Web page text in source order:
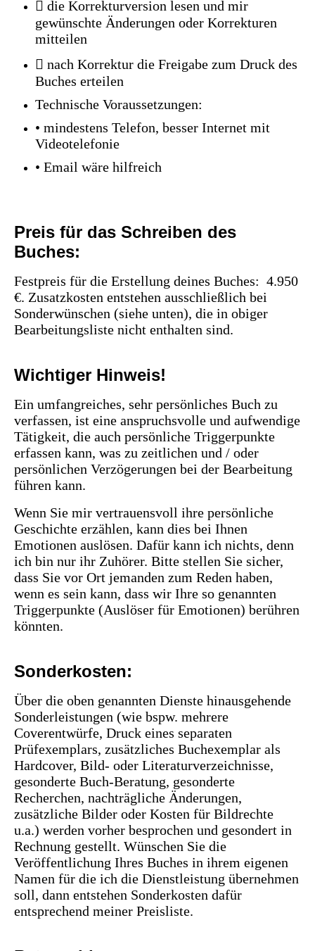
 die Korrekturversion lesen und mir
gewünschte Änderungen oder Korrekturen
mitteilen
 nach Korrektur die Freigabe zum Druck des
Buches erteilen
Technische Voraussetzungen:
• mindestens Telefon, besser Internet mit
Videotelefonie
• Email wäre hilfreich
Preis für das Schreiben des
Buches:
Festpreis für die Erstellung deines Buches: 4.950
€. Zusatzkosten entstehen ausschließlich bei
Sonderwünschen (siehe unten), die in obiger
Bearbeitungsliste nicht enthalten sind.
Wichtiger Hinweis!
Ein umfangreiches, sehr persönliches Buch zu
verfassen, ist eine anspruchsvolle und aufwendige
Tätigkeit, die auch persönliche Triggerpunkte
erfassen kann, was zu zeitlichen und / oder
persönlichen Verzögerungen bei der Bearbeitung
führen kann.
Wenn Sie mir vertrauensvoll ihre persönliche
Geschichte erzählen, kann dies bei Ihnen
Emotionen auslösen. Dafür kann ich nichts, denn
ich bin nur ihr Zuhörer. Bitte stellen Sie sicher,
dass Sie vor Ort jemanden zum Reden haben,
wenn es sein kann, dass wir Ihre so genannten
Triggerpunkte (Auslöser für Emotionen) berühren
könnten.
Sonderkosten:
Über die oben genannten Dienste hinausgehende
Sonderleistungen (wie bspw. mehrere
Coverentwürfe, Druck eines separaten
Prüfexemplars, zusätzliches Buchexemplar als
Hardcover, Bild- oder Literaturverzeichnisse,
gesonderte Buch-Beratung, gesonderte
Recherchen, nachträgliche Änderungen,
zusätzliche Bilder oder Kosten für Bildrechte
u.a.) werden vorher besprochen und gesondert in
Rechnung gestellt. Wünschen Sie die
Veröffentlichung Ihres Buches in ihrem eigenen
Namen für die ich die Dienstleistung übernehmen
soll, dann entstehen Sonderkosten dafür
entsprechend meiner Preisliste.